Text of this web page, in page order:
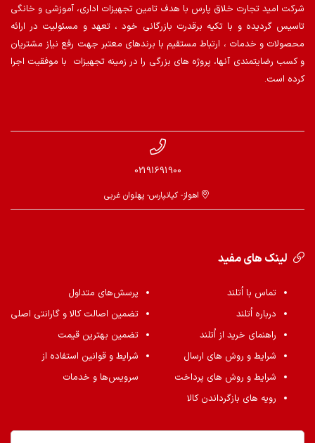
شرکت امید تجارت خلاق پارس با هدف تامین تجهیزات اداری، آموزشی و خانگی
تاسیس گردیده و با تکیه برقدرت بازرگانی خود ، تعهد و مسئولیت در ارائه
محصولات و خدمات ، ارتباط مستقیم با برندهای معتبر جهت رفع نیاز مشتریان
و کسب رضایتمندی آنها، پروژه های بزرگی را در زمینه تجهیزات با موفقیت اجرا
کرده است.
02191691900
اهواز- کیانپارس- پهلوان غربی
لینک های مفید
تماس با اُتلند
درباره اُتلند
راهنمای خرید از اُتلند
شرایط و روش های ارسال
شرایط و روش های پرداخت
رویه های بازگرداندن کالا
پرسش‌های متداول
تضمین اصالت کالا و گارانتی اصلی
تضمین بهترین قیمت
شرایط و قوانین استفاده از
سرویس‌ها و خدمات